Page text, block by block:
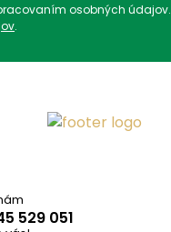
osobných údajov.
.
529 051